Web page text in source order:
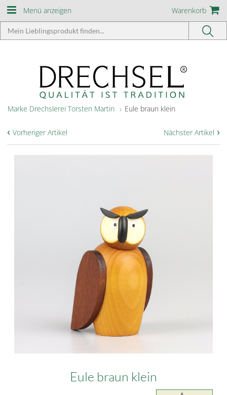
Menü anzeigen Warenkorb
Marke Drechslerei Torsten Martin Eule braun klein
Nächster Artikel ›
‹ Vorheriger Artikel
Eule braun klein